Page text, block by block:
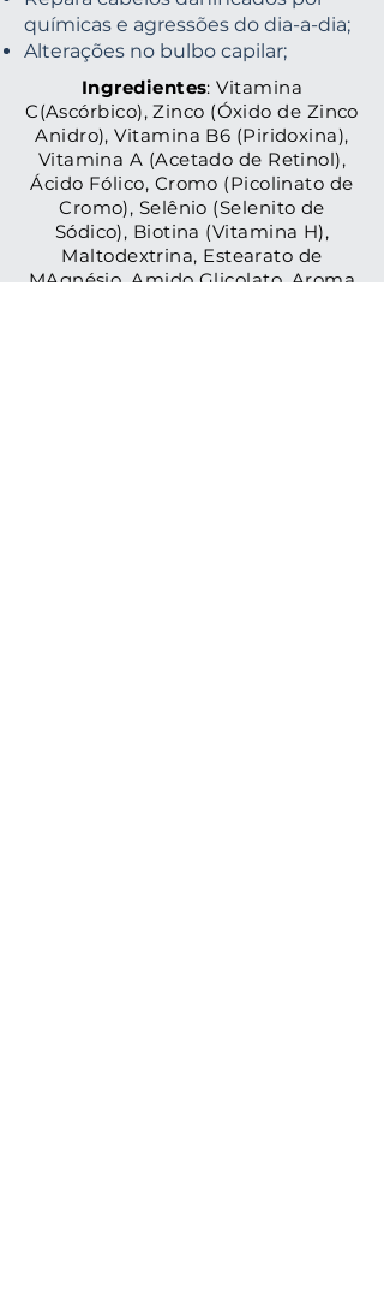
químicas e agressões do dia-a-dia;
Alterações no bulbo capilar;
Ingredientes: Vitamina
C(Ascórbico), Zinco (Óxido de Zinco
Anidro), Vitamina B6 (Piridoxina),
Vitamina A (Acetado de Retinol),
Ácido Fólico, Cromo (Picolinato de
Cromo), Selênio (Selenito de
Sódico), Biotina (Vitamina H),
Maltodextrina, Estearato de
MAgnésio, Amido Glicolato, Aroma